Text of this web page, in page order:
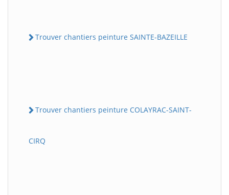
Trouver chantiers peinture SAINTE-BAZEILLE
Trouver chantiers peinture COLAYRAC-SAINT-
CIRQ